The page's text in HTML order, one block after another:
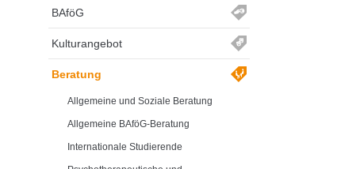
BAföG
Kulturangebot
Beratung
Allgemeine und Soziale Beratung
Allgemeine BAföG-Beratung
Internationale Studierende